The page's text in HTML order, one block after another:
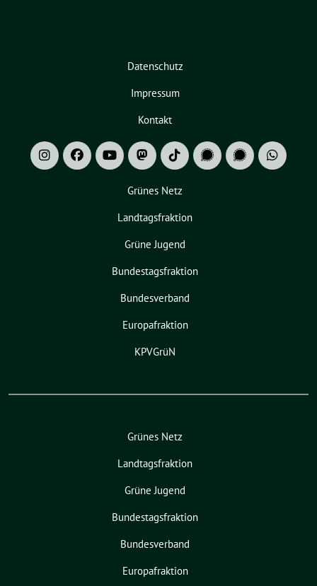
Datenschutz
Impressum
Kontakt
Grünes Netz
Landtagsfraktion
Grüne Jugend
Bundestagsfraktion
Bundesverband
Europafraktion
KPVGrüN
Grünes Netz
Landtagsfraktion
Grüne Jugend
Bundestagsfraktion
Bundesverband
Europafraktion